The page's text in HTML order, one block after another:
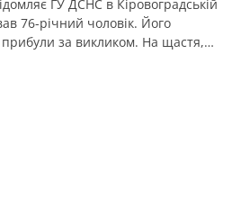
ГУ ДСНС в Кіровоградській
76-річний чоловік. Його
за викликом. На щастя,